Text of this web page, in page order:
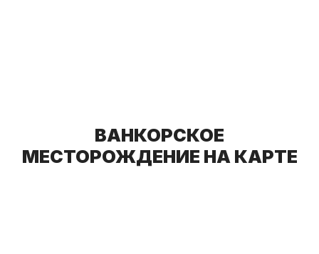
ВАНКОРСКОЕ
МЕСТОРОЖДЕНИЕ НА КАРТЕ